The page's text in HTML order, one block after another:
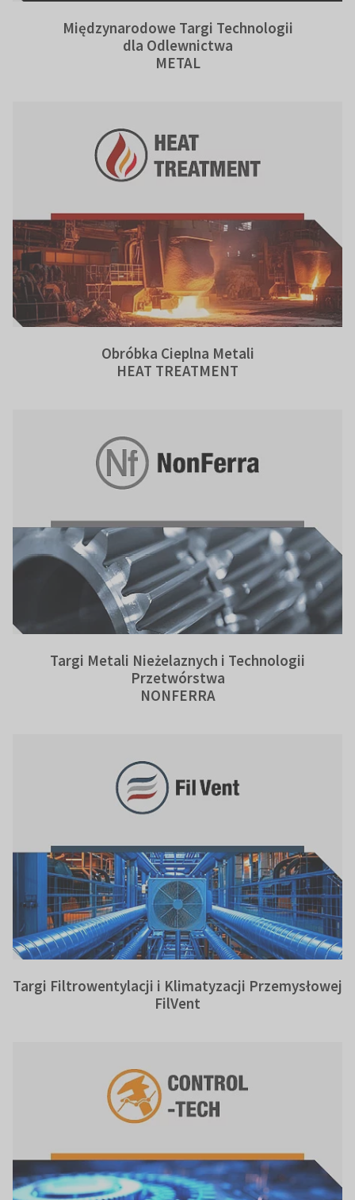
Międzynarodowe Targi Technologii
dla Odlewnictwa
METAL
Obróbka Cieplna Metali
HEAT TREATMENT
Targi Metali Nieżelaznych i Technologii
Przetwórstwa
NONFERRA
Targi Filtrowentylacji i Klimatyzacji Przemysłowej
FilVent